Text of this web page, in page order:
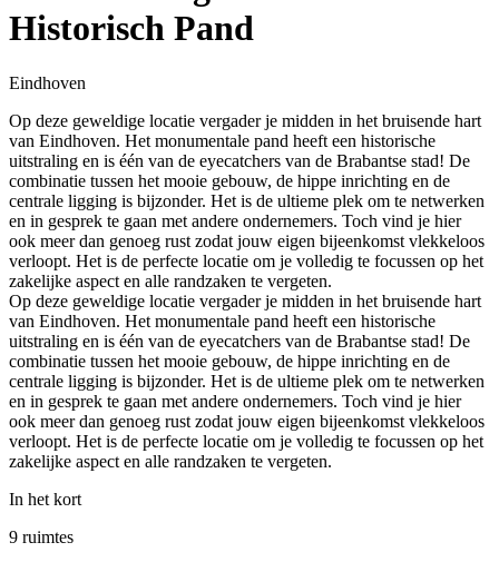
Historisch Pand
Eindhoven
Op deze geweldige locatie vergader je midden in het bruisende hart
van Eindhoven. Het monumentale pand heeft een historische
uitstraling en is één van de eyecatchers van de Brabantse stad! De
combinatie tussen het mooie gebouw, de hippe inrichting en de
centrale ligging is bijzonder. Het is de ultieme plek om te netwerken
en in gesprek te gaan met andere ondernemers. Toch vind je hier
ook meer dan genoeg rust zodat jouw eigen bijeenkomst vlekkeloos
verloopt. Het is de perfecte locatie om je volledig te focussen op het
zakelijke aspect en alle randzaken te vergeten.
Op deze geweldige locatie vergader je midden in het bruisende hart
van Eindhoven. Het monumentale pand heeft een historische
uitstraling en is één van de eyecatchers van de Brabantse stad! De
combinatie tussen het mooie gebouw, de hippe inrichting en de
centrale ligging is bijzonder. Het is de ultieme plek om te netwerken
en in gesprek te gaan met andere ondernemers. Toch vind je hier
ook meer dan genoeg rust zodat jouw eigen bijeenkomst vlekkeloos
verloopt. Het is de perfecte locatie om je volledig te focussen op het
zakelijke aspect en alle randzaken te vergeten.
In het kort
9 ruimtes